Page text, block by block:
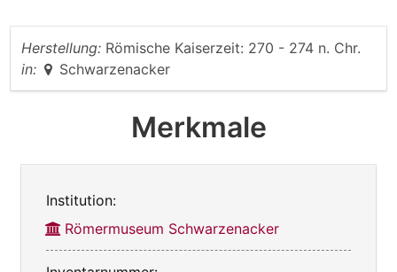
Herstellung: Römische Kaiserzeit: 270 - 274 n. Chr.
in:
Schwarzenacker
Merkmale
Institution:
Römermuseum Schwarzenacker